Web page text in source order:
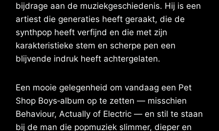
bijdrage aan de muziekgeschiedenis. Hij is een
artiest die generaties heeft geraakt, die de
synthpop heeft verfijnd en die met zijn
karakteristieke stem en scherpe pen een
blijvende indruk heeft achtergelaten.
Een mooie gelegenheid om vandaag een Pet
Shop Boys‑album op te zetten — misschien
Behaviour, Actually of Electric — en stil te staan
bij de man die popmuziek slimmer, dieper en